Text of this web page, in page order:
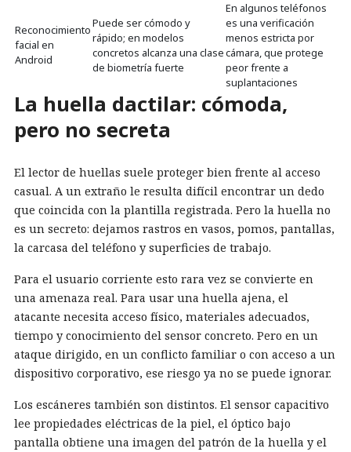
Reconocimiento
facial en
Android
Puede ser cómodo y
rápido; en modelos
concretos alcanza una clase
de biometría fuerte
En algunos teléfonos
es una verificación
menos estricta por
cámara, que protege
peor frente a
suplantaciones
La huella dactilar: cómoda,
pero no secreta
El lector de huellas suele proteger bien frente al acceso
casual. A un extraño le resulta difícil encontrar un dedo
que coincida con la plantilla registrada. Pero la huella no
es un secreto: dejamos rastros en vasos, pomos, pantallas,
la carcasa del teléfono y superficies de trabajo.
Para el usuario corriente esto rara vez se convierte en
una amenaza real. Para usar una huella ajena, el
atacante necesita acceso físico, materiales adecuados,
tiempo y conocimiento del sensor concreto. Pero en un
ataque dirigido, en un conflicto familiar o con acceso a un
dispositivo corporativo, ese riesgo ya no se puede ignorar.
Los escáneres también son distintos. El sensor capacitivo
lee propiedades eléctricas de la piel, el óptico bajo
pantalla obtiene una imagen del patrón de la huella y el